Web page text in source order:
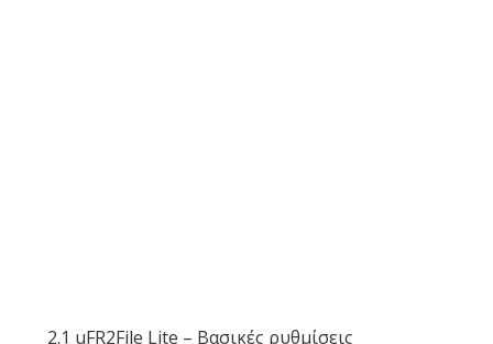
2.1 uFR2File Lite – Βασικές ρυθμίσεις